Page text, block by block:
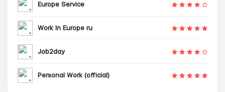
Europe Service
Work In Europe ru
Job2day
Personal Work (official)